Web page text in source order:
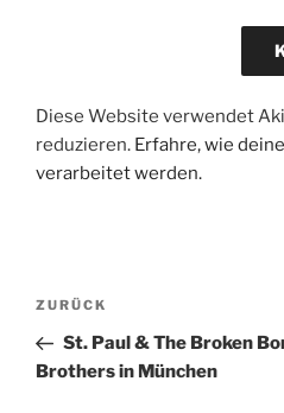
Diese Website verwendet
reduzieren. Erfahre, wie
verarbeitet werden.
Beitragsnavigation
Vorheriger
Beitrag
ZURÜCK
St. Paul & The Broken
Brothers in München